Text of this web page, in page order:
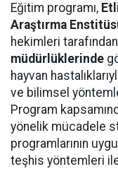
Eğitim programı,
Araştırma
hekimleri
müdürlüklerinde
hayvan
ve bilimsel
Program
yönelik mücadele
programlarının
teşhis yöntemleri